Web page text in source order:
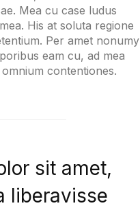
Mea cu case ludus
His at soluta regione
Per amet nonumy
eam cu, ad mea
contentiones.
sit amet,
liberavisse